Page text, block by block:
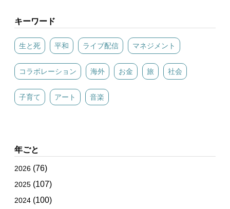
キーワード
生と死 平和 ライブ配信 マネジメント
コラボレーション 海外 お金 旅 社会
子育て アート 音楽
年ごと
2026 (76)
2025 (107)
2024 (100)